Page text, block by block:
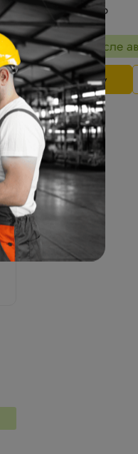
252 900 ₽
−5% После
В корзину